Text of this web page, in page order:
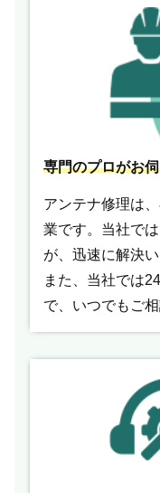
専門のプロがお
アンテナ修理は
業です。当社で
が、迅速に解決い
また、当社では
で、いつでもご相